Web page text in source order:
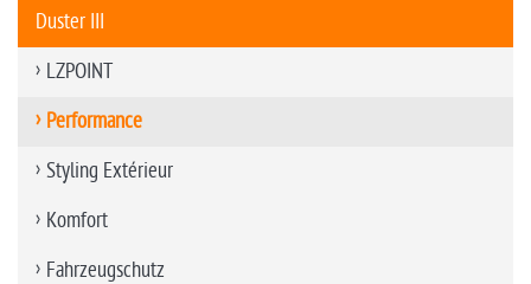
Duster III
LZPOINT
Performance
Styling Extérieur
Komfort
Fahrzeugschutz